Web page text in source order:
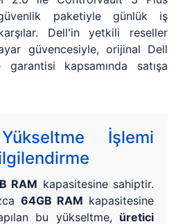
paketiyle günlük iş
Dell'in yetkili reseller
güvencesiyle, orijinal Dell
kapsamında satışa
İşlemi
RAM kapasitesine sahiptir.
64GB RAM kapasitesine
bu yükseltme, üretici